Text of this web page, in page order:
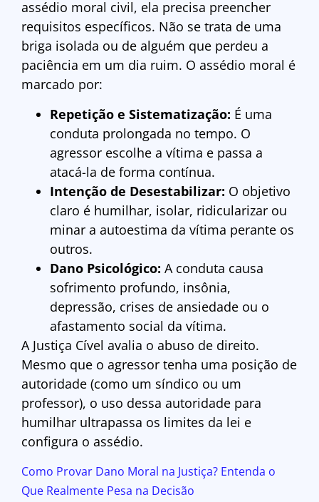
assédio moral civil, ela precisa preencher
requisitos específicos. Não se trata de uma
briga isolada ou de alguém que perdeu a
paciência em um dia ruim. O assédio moral é
marcado por:
Repetição e Sistematização: É uma
conduta prolongada no tempo. O
agressor escolhe a vítima e passa a
atacá-la de forma contínua.
Intenção de Desestabilizar: O objetivo
claro é humilhar, isolar, ridicularizar ou
minar a autoestima da vítima perante os
outros.
Dano Psicológico: A conduta causa
sofrimento profundo, insônia,
depressão, crises de ansiedade ou o
afastamento social da vítima.
A Justiça Cível avalia o abuso de direito.
Mesmo que o agressor tenha uma posição de
autoridade (como um síndico ou um
professor), o uso dessa autoridade para
humilhar ultrapassa os limites da lei e
configura o assédio.
Como Provar Dano Moral na Justiça? Entenda o
Que Realmente Pesa na Decisão